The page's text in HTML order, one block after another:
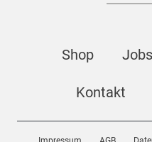
Shop Jobs
Kontakt